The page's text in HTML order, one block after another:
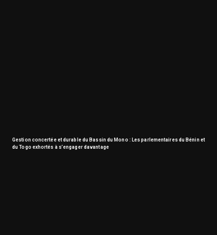
Gestion concertée et durable du Bassin du Mono : Les parlementaires du Bénin et
du Togo exhortés à s’engager davantage